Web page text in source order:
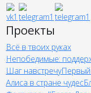
Проекты
Всё в твоих руках
Непобедимые:
Шаг навстречу
Алиса в стране чудес